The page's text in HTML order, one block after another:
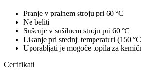
Pranje v pralnem stroju pri 60 °C
Ne beliti
Sušenje v sušilnem stroju pri 60 °C
Likanje pri srednji temperaturi (150
Uporabljati je mogoče topila za
Certifikati